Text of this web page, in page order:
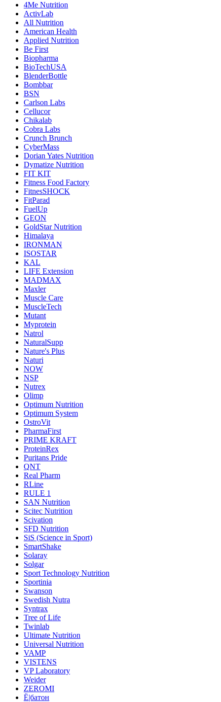
4Me Nutrition
ActivLab
All Nutrition
American Health
Applied Nutrition
Be First
Biopharma
BioTechUSA
BlenderBottle
Bombbar
BSN
Carlson Labs
Cellucor
Chikalab
Cobra Labs
Crunch Brunch
CyberMass
Dorian Yates Nutrition
Dymatize Nutrition
FIT KIT
Fitness Food Factory
FitnesSHOCK
FitParad
FuelUp
GEON
GoldStar Nutrition
Himalaya
IRONMAN
ISOSTAR
KAL
LIFE Extension
MADMAX
Maxler
Muscle Care
MuscleTech
Mutant
Myprotein
Natrol
NaturalSupp
Nature's Plus
Naturi
NOW
NSP
Nutrex
Olimp
Optimum Nutrition
Optimum System
OstroVit
PharmaFirst
PRIME KRAFT
ProteinRex
Puritans Pride
QNT
Real Pharm
RLine
RULE 1
SAN Nutrition
Scitec Nutrition
Scivation
SFD Nutrition
SiS (Science in Sport)
SmartShake
Solaray
Solgar
Sport Technology Nutrition
Sportinia
Swanson
Swedish Nutra
Syntrax
Tree of Life
Twinlab
Ultimate Nutrition
Universal Nutrition
VAMP
VISTENS
VP Laboratory
Weider
ZEROMI
Ё|батон